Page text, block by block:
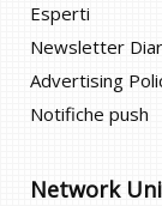
Esperti
Newsletter
Advertising
Notifiche push
Network